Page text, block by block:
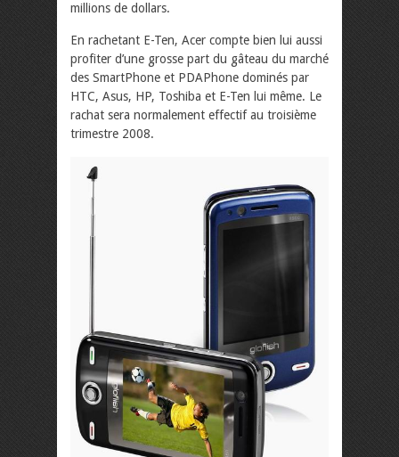
millions de dollars.
En rachetant E-Ten, Acer compte bien lui aussi
profiter d’une grosse part du gâteau du marché
des SmartPhone et PDAPhone dominés par
HTC, Asus, HP, Toshiba et E-Ten lui même. Le
rachat sera normalement effectif au troisième
trimestre 2008.